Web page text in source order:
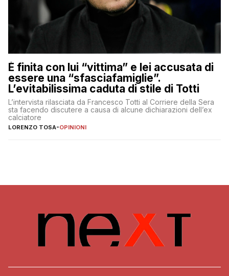
È finita con lui “vittima” e lei accusata di
essere una “sfasciafamiglie”.
L’evitabilissima caduta di stile di Totti
L’intervista rilasciata da Francesco Totti al Corriere della Sera
sta facendo discutere a causa di alcune dichiarazioni dell’ex
calciatore
LORENZO TOSA-OPINIONI